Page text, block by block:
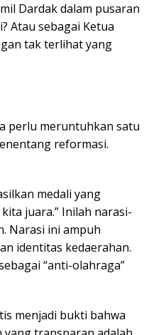
Dardak dalam pusaran
Atau sebagai Ketua
tak terlihat yang
perlu meruntuhkan satu
reformasi.
medali yang
juara.” Inilah narasi-
Narasi ini ampuh
identitas kedaerahan.
“anti-olahraga”
menjadi bukti bahwa